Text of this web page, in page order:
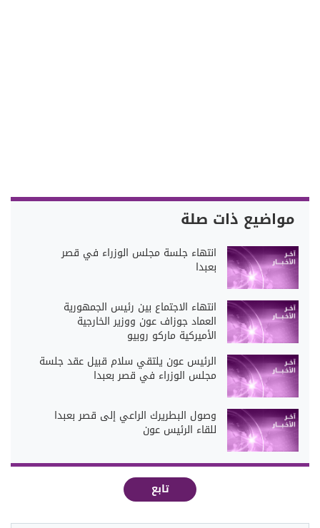
مواضيع ذات صلة
انتهاء جلسة مجلس الوزراء في قصر
بعبدا
انتهاء الاجتماع بين رئيس الجمهورية
العماد جوزاف عون ووزير الخارجية
الأميركية ماركو روبيو
الرئيس عون يلتقي سلام قبيل عقد جلسة
مجلس الوزراء في قصر بعبدا
وصول البطريرك الراعي إلى قصر بعبدا
للقاء الرئيس عون
تابع